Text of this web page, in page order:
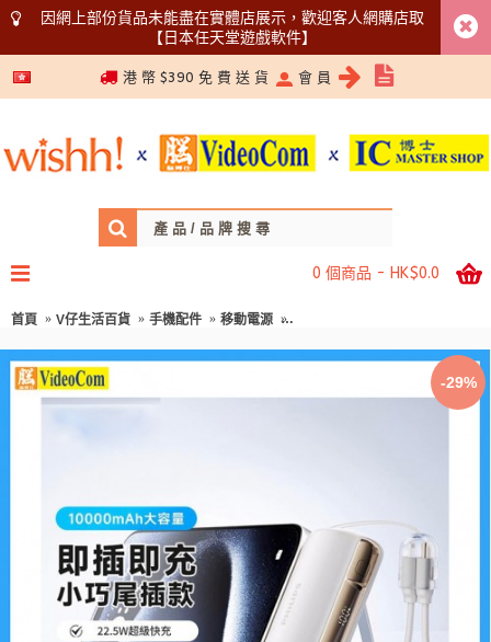
因網上部份貨品未能盡在實體店展示，歡迎客人網購店取
【日本任天堂遊戲軟件】
5366 1340
港 幣 $390 免 費 送 貨 會 員
0 個商品 - HK$0.0
首頁 V仔生活百貨 手機配件 移動電源 PHILIPS DLP2239B/93-WH 超
-29%